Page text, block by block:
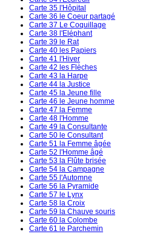
Carte 35 l'Hôpital
Carte 36 le Coeur partagé
Carte 37 Le Coquillage
Carte 38 l'Eléphant
Carte 39 le Rat
Carte 40 les Papiers
Carte 41 l'Hiver
Carte 42 les Flèches
Carte 43 la Harpe
Carte 44 la Justice
Carte 45 la Jeune fille
Carte 46 le Jeune homme
Carte 47 la Femme
Carte 48 l'Homme
Carte 49 la Consultante
Carte 50 le Consultant
Carte 51 la Femme âgée
Carte 52 l'Homme âgé
Carte 53 la Flûte brisée
Carte 54 la Campagne
Carte 55 l'Automne
Carte 56 la Pyramide
Carte 57 le Lynx
Carte 58 la Croix
Carte 59 la Chauve souris
Carte 60 la Colombe
Carte 61 le Parchemin